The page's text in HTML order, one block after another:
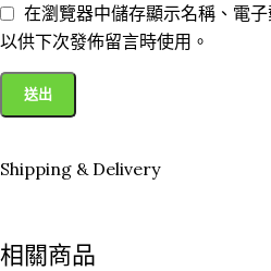
在瀏覽器中儲存顯示名稱、電
以供下次發佈留言時使用。
Shipping & Delivery
相關商品